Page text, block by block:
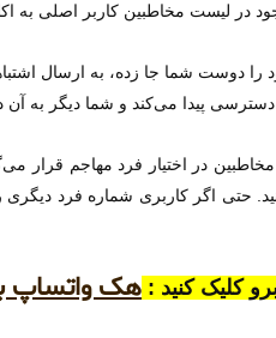
در لیست مخاطبین کاربر اصلی به
را دوست شما جا زده، به ارسال
پیدا می‌کند و شما دیگر به آن
در اختیار فرد مهاجم قرار
حتی اگر کاربری شماره فرد دیگری
کلیک کنید : هک واتساپ